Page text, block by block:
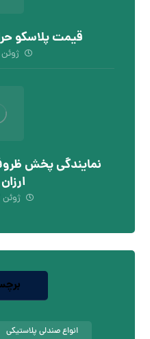
قیمت پلاسکو
ژوئن ۹, ۲۰۲۶
نمایندگی پخش
ژوئن ۳, ۲۰۲۶
انواع صندلی پلاستیکی